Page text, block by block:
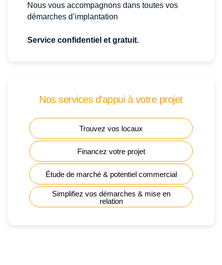
Nous vous accompagnons dans toutes vos
démarches d’implantation
Service confidentiel et gratuit.
Nos services d'appui à votre projet
Trouvez vos locaux
Financez votre projet
Étude de marché & potentiel commercial
Simplifiez vos démarches & mise en
relation